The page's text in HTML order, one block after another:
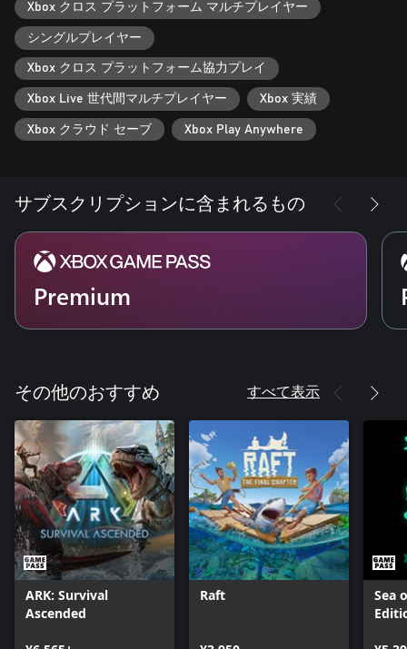
▼繁殖・遺伝
パルは繁殖すると、親の特性を受け継ぎます。希少なパルを組
み合わせて、最強のパルを作りましょう！
▼密猟・犯罪
禁猟区には、絶滅危惧種パルが生息しています。こっそり侵入
し捕まえれば一攫千金！ バレなければ、犯罪にはなりません。
しょう。もちろん、対戦・トレードも出来ます。
す。
専用サーバーでは、同時接続最大32人で遊ぶことができます。
広大な世界で不思議な生物『パル』を集めて、戦闘・建築・農
業を行わせたり、工場で労働させたりする全く新しいマルチ対
応のオープンワールドサバイバルクラフトゲームです。
Xbox クロス プラットフォーム マルチプレイヤー
シングルプレイヤー
Xbox クロス プラットフォーム協力プレイ
Xbox Live 世代間マルチプレイヤー Xbox 実績
Xbox クラウド セーブ Xbox Play Anywhere
サブスクリプションに含まれるもの
Premium
その他のおすすめ すべて表示
ARK: Survival
Ascended
Raft
Sea